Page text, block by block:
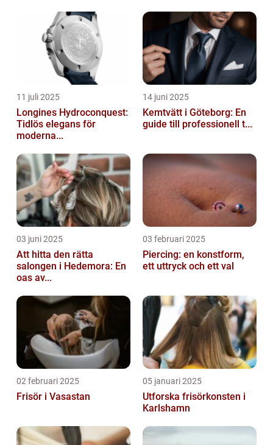
11 juli 2025
Longines Hydroconquest:
Tidlös elegans för
moderna...
14 juni 2025
Kemtvätt i Göteborg: En
guide till professionell t...
03 juni 2025
Att hitta den rätta
salongen i Hedemora: En
oas av...
03 februari 2025
Piercing: en konstform,
ett uttryck och ett val
02 februari 2025
Frisör i Vasastan
05 januari 2025
Utforska frisörkonsten i
Karlshamn